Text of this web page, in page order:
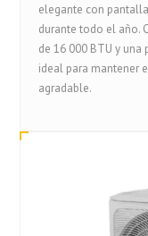
elegante con
durante todo el año.
de 16 000 BTU y
ideal para mantener
agradable.